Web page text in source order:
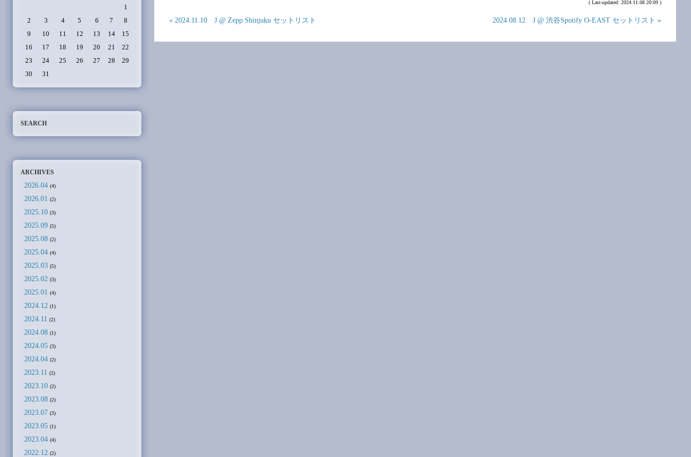
( Last-updated: 2024.11.08 20:09 )
« 2024.11.10 J @ Zepp Shinjuku セットリスト 2024.08.12 J @ 渋谷Spotify O-EAST セットリスト »
1
2
3 4 5 6 7
8
9
10 11 12 13 14
15
16
17 18 19 20 21
22
23
24 25 26 27 28
29
30
31
SEARCH
ARCHIVES
2026.04 (4)
2026.01 (2)
2025.10 (3)
2025.09 (5)
2025.08 (2)
2025.04 (4)
2025.03 (5)
2025.02 (3)
2025.01 (4)
2024.12 (1)
2024.11 (2)
2024.08 (1)
2024.05 (3)
2024.04 (2)
2023.11 (2)
2023.10 (2)
2023.08 (2)
2023.07 (3)
2023.05 (1)
2023.04 (4)
2022.12 (2)